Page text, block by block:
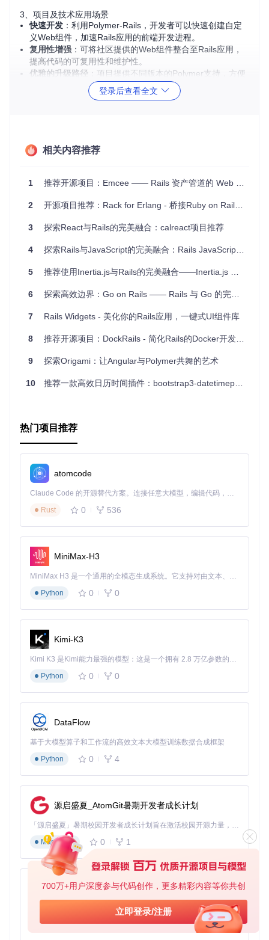
700万+用户深度参与代码创作，更多精彩内容等你共创
立即登录/注册
3、项目及技术应用场景
快速开发 ：利用Polymer-Rails，开发者可以快速创建自定
义Web组件，加速Rails应用的前端开发进程。
复用性增强 ：可将社区提供的Web组件整合至Rails应用，
提高代码的可复用性和维护性。
优雅的升级路径 ：项目提供不同版本的Polymer支持，方便
你选择最适合当前需求的版本进行升级。
eb Components的不同版本。
强大的社区支持：你可以找到许多预先构建好的Web组件，
file，然后运行bundle install。之后，使用rails g poly
t <component-name>创建自定义组件。一切准备就绪后，
以获取实际操作的灵感，或者探索
项目GitHub仓
了解更多信息和贡献代码的方法。
现在，是时候让Web Components成为你Rails项目的一部
分，释放出更大的创新潜力！
登录后查看全文
相关内容推荐
1 推荐开源项目：Emcee —— Rails 资产管道的 Web Components 扩展
2 开源项目推荐：Rack for Erlang - 桥接Ruby on Rails与Erlang的革新之旅
3 探索React与Rails的完美融合：calreact项目推荐
4 探索Rails与JavaScript的完美融合：Rails JavaScript Integration Strategies
5 推荐使用Inertia.js与Rails的完美融合——Inertia.js Rails Adapter
6 探索高效边界：Go on Rails —— Rails 与 Go 的完美融合
7 Rails Widgets - 美化你的Rails应用，一键式UI组件库
8 推荐开源项目：DockRails - 简化Rails的Docker开发环境管理
9 探索Origami：让Angular与Polymer共舞的艺术
10 推荐一款高效日历时间插件：bootstrap3-datetimepicker-rails
热门项目推荐
atomcode
Claude Code 的开源替代方案。连接任意大模型，编辑代码，运行命令，自动验证 — 全自动执行。用 Rust 构建，极致性能。 ｜ An open-source alternative to Claude Code. Connect any LLM, edit code, run commands, and verify changes — autonomously. Built in Rust for speed. Get Started
Rust
0 536
MiniMax-H3
MiniMax H3 是一个通用的全模态生成系统。它支持对由文本、图像、视频和音频组成的多模态上下文进行统一理解，并能生成分辨率高达 2K、时长可达 15 秒的带原生立体声音频的视频。得益于面向任务泛化的系统设计，H3 在预训练阶段就已具备广泛的多模态上下文理解与生成能力，能够出色地执行复杂的多模态指令。
Python
0 0
Kimi-K3
Kimi K3 是Kimi能力最强的模型：这是一个拥有 2.8 万亿参数的混合专家（MoE）模型，具备原生视觉理解能力，并支持 100 万 token 的上下文窗口。
Python
0 0
DataFlow
基于大模型算子和工作流的高效文本大模型训练数据合成框架
Python
0 4
源启盛夏_AtomGit暑期开发者成长计划
「源启盛夏」暑期校园开发者成长计划旨在激活校园开源力量，通过积分激励、认证扶持、资源倾斜等形式，引导高校组织和开发者完成「入驻 — 建项目 — 做贡献 — 获认证 — 得资源」的完整闭环。无论你是想带领社团入驻平台的组织者，还是希望用代码贡献证明自己的开发者，都能在这里找到属于你的成长路径。
Markdown
0 1
py-xiaozhi
基于Python的Xiaozhi AI，适用于想要完整Xiaozhi体验而无需拥有专用硬件的用户。
Python
0 1